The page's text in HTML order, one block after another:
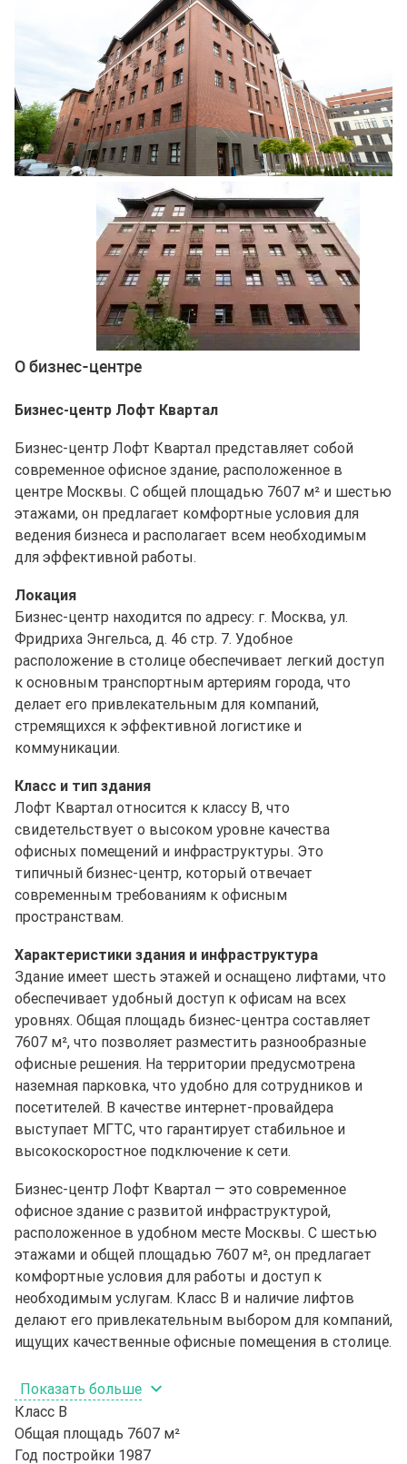
О бизнес-центре
Бизнес-центр Лофт Квартал
Бизнес-центр Лофт Квартал представляет собой
современное офисное здание, расположенное в
центре Москвы. С общей площадью 7607 м² и шестью
этажами, он предлагает комфортные условия для
ведения бизнеса и располагает всем необходимым
для эффективной работы.
Локация
Бизнес-центр находится по адресу: г. Москва, ул.
Фридриха Энгельса, д. 46 стр. 7. Удобное
расположение в столице обеспечивает легкий доступ
к основным транспортным артериям города, что
делает его привлекательным для компаний,
стремящихся к эффективной логистике и
коммуникации.
Класс и тип здания
Лофт Квартал относится к классу B, что
свидетельствует о высоком уровне качества
офисных помещений и инфраструктуры. Это
типичный бизнес-центр, который отвечает
современным требованиям к офисным
пространствам.
Характеристики здания и инфраструктура
Здание имеет шесть этажей и оснащено лифтами, что
обеспечивает удобный доступ к офисам на всех
уровнях. Общая площадь бизнес-центра составляет
7607 м², что позволяет разместить разнообразные
офисные решения. На территории предусмотрена
наземная парковка, что удобно для сотрудников и
посетителей. В качестве интернет-провайдера
выступает МГТС, что гарантирует стабильное и
высокоскоростное подключение к сети.
Бизнес-центр Лофт Квартал — это современное
офисное здание с развитой инфраструктурой,
расположенное в удобном месте Москвы. С шестью
этажами и общей площадью 7607 м², он предлагает
комфортные условия для работы и доступ к
необходимым услугам. Класс B и наличие лифтов
делают его привлекательным выбором для компаний,
ищущих качественные офисные помещения в столице.
Показать больше
Класс B
Общая площадь 7607 м²
Год постройки 1987